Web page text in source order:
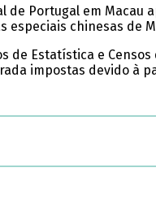
de Portugal em
chinesas de
de Estatística e
impostas devido à